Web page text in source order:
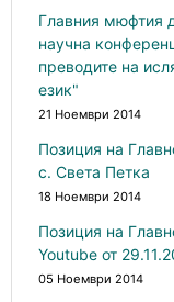
Главния мюфтия
научна
преводите на
език"
21 Ноември 2014
Позиция на
с. Света Петка
18 Ноември 2014
Позиция на
Youtube от
05 Ноември 2014